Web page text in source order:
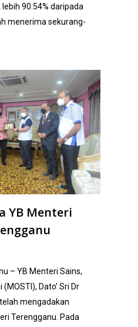
90.54% daripada
menerima sekurang-
YB Menteri
– YB Menteri Sains,
Dato’ Sri Dr
mengadakan
Terengganu. Pada